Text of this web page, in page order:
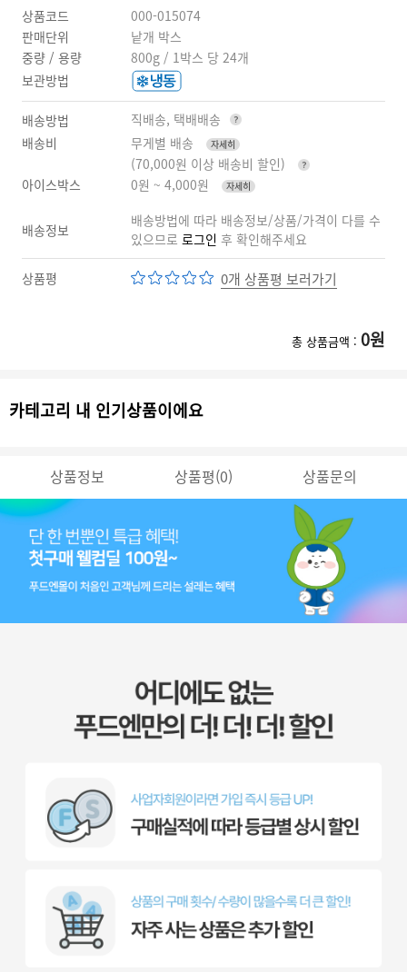
상품코드
000-015074
판매단위
낱개 박스
중량 / 용량
800g / 1박스 당 24개
보관방법
배송방법
직배송, 택배배송
배송비
무게별 배송 자세히
(70,000원 이상 배송비 할인)
아이스박스
0원 ~ 4,000원 자세히
배송정보
배송방법에 따라 배송정보/상품/가격이 다를 수
있으므로 로그인 후 확인해주세요
상품평 0개 상품평 보러가기
총 상품금액 : 0원
카테고리 내 인기상품이에요
상품정보 상품평(0) 상품문의